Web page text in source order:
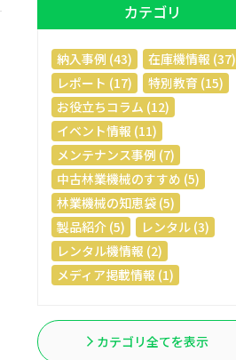
カテゴリ
納入事例 (43)
在庫機情報 (37)
レポート (17)
特別教育 (15)
お役立ちコラム (12)
イベント情報 (11)
メンテナンス事例 (7)
中古林業機械のすすめ (5)
林業機械の知恵袋 (5)
製品紹介 (5)
レンタル (3)
レンタル機情報 (2)
メディア掲載情報 (1)
カテゴリ全てを表示